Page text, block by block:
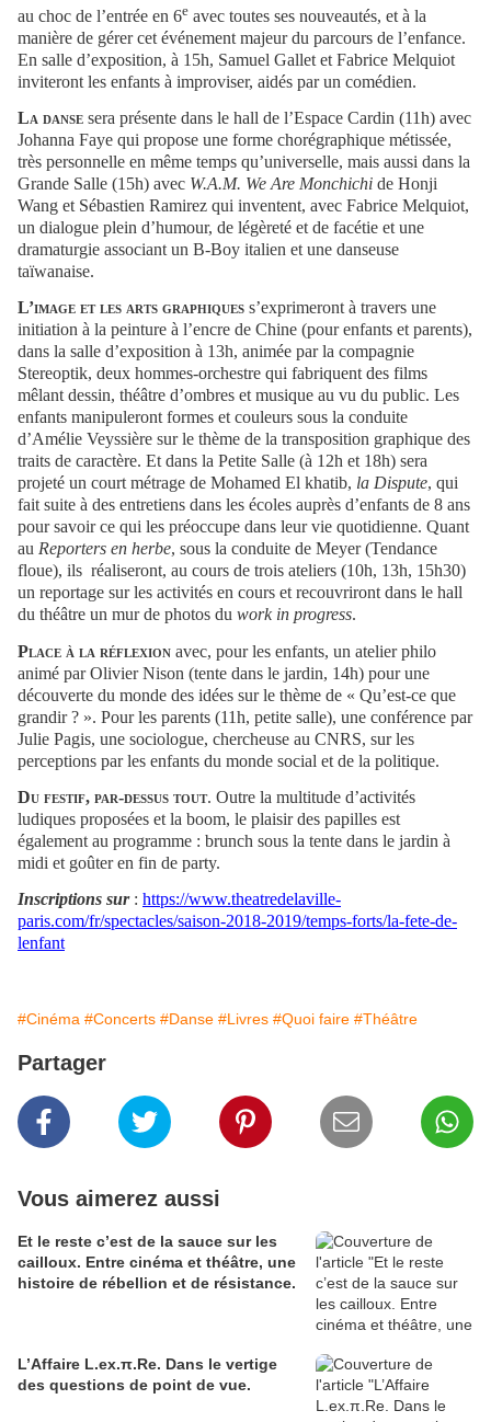
au choc de l’entrée en 6e avec toutes ses nouveautés, et à la
manière de gérer cet événement majeur du parcours de l’enfance.
En salle d’exposition, à 15h, Samuel Gallet et Fabrice Melquiot
inviteront les enfants à improviser, aidés par un comédien.
La danse sera présente dans le hall de l’Espace Cardin (11h) avec
Johanna Faye qui propose une forme chorégraphique métissée,
très personnelle en même temps qu’universelle, mais aussi dans la
Grande Salle (15h) avec W.A.M. We Are Monchichi de Honji
Wang et Sébastien Ramirez qui inventent, avec Fabrice Melquiot,
un dialogue plein d’humour, de légèreté et de facétie et une
dramaturgie associant un B-Boy italien et une danseuse
taïwanaise.
L’image et les arts graphiques s’exprimeront à travers une
initiation à la peinture à l’encre de Chine (pour enfants et parents),
dans la salle d’exposition à 13h, animée par la compagnie
Stereoptik, deux hommes-orchestre qui fabriquent des films
mêlant dessin, théâtre d’ombres et musique au vu du public. Les
enfants manipuleront formes et couleurs sous la conduite
d’Amélie Veyssière sur le thème de la transposition graphique des
traits de caractère. Et dans la Petite Salle (à 12h et 18h) sera
projeté un court métrage de Mohamed El khatib, la Dispute, qui
fait suite à des entretiens dans les écoles auprès d’enfants de 8 ans
pour savoir ce qui les préoccupe dans leur vie quotidienne. Quant
au Reporters en herbe, sous la conduite de Meyer (Tendance
floue), ils réaliseront, au cours de trois ateliers (10h, 13h, 15h30)
un reportage sur les activités en cours et recouvriront dans le hall
du théâtre un mur de photos du work in progress.
Place à la réflexion avec, pour les enfants, un atelier philo
animé par Olivier Nison (tente dans le jardin, 14h) pour une
découverte du monde des idées sur le thème de « Qu’est-ce que
grandir ? ». Pour les parents (11h, petite salle), une conférence par
Julie Pagis, une sociologue, chercheuse au CNRS, sur les
perceptions par les enfants du monde social et de la politique.
Du festif, par-dessus tout. Outre la multitude d’activités
ludiques proposées et la boom, le plaisir des papilles est
également au programme : brunch sous la tente dans le jardin à
midi et goûter en fin de party.
Inscriptions sur: https://www.theatredelaville-
paris.com/fr/spectacles/saison-2018-2019/temps-forts/la-fete-de-
lenfant
#Cinéma #Concerts #Danse #Livres #Quoi faire #Théâtre
Partager
Vous aimerez aussi
Et le reste c’est de la sauce sur les
cailloux. Entre cinéma et théâtre, une
histoire de rébellion et de résistance.
L’Affaire L.ex.π.Re. Dans le vertige
des questions de point de vue.